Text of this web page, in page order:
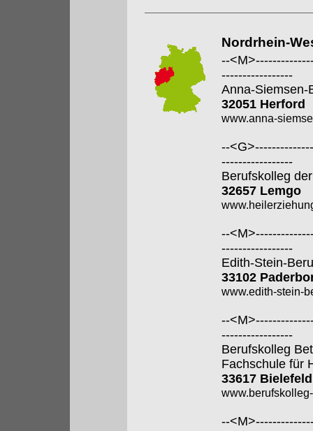
Nordrhein-
--
-----------------
Anna-Siemsen-
32051 Herford
www.anna-
--
-----------------
Berufskolleg
32657 Lemgo
--
-----------------
Edith-Stein-
33102
www.edith-stein-
--
-----------------
Berufskolleg
Fachschule für
33617 Bielefeld
--